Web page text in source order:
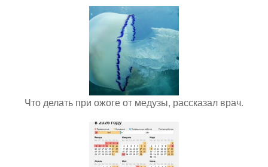
Что делать при ожоге от медузы, рассказал врач.